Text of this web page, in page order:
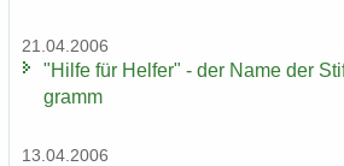
21.04.2006
"Hilfe für Hel­fer" - der Name der
gramm
13.04.2006